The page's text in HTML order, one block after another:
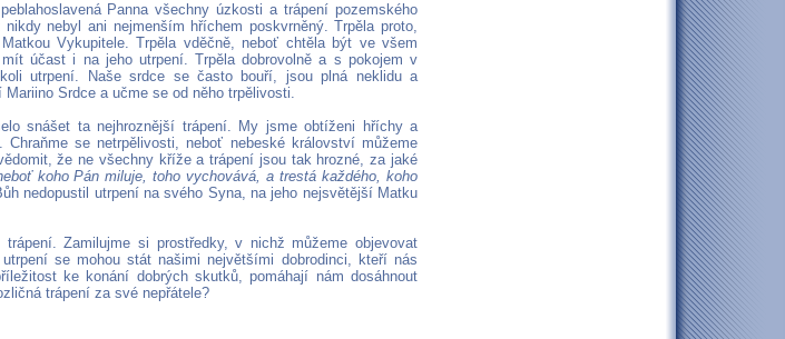
Panna všechny úzkosti a trápení pozemského
nebyl ani nejmenším hříchem poskvrněný. Trpěla proto,
Vykupitele. Trpěla vděčně, neboť chtěla být ve všem
účast i na jeho utrpení. Trpěla dobrovolně a s pokojem v
utrpení. Naše srdce se často bouří, jsou plná neklidu a
Srdce a učme se od něho trpělivosti.
snášet ta nejhroznější trápení. My jsme obtíženi hříchy a
se netrpělivosti, neboť nebeské království můžeme
že ne všechny kříže a trápení jsou tak hrozné, za jaké
koho Pán miluje, toho vychovává, a trestá každého, koho
nedopustil utrpení na svého Syna, na jeho nejsvětější Matku
Zamilujme si prostředky, v nichž můžeme objevovat
se mohou stát našimi největšími dobrodinci, kteří nás
ke konání dobrých skutků, pomáhají nám dosáhnout
trápení za své nepřátele?